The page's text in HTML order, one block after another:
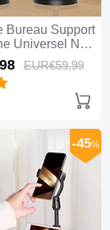
Bureau Support
Universel N13
98 EUR€59,99
-45%